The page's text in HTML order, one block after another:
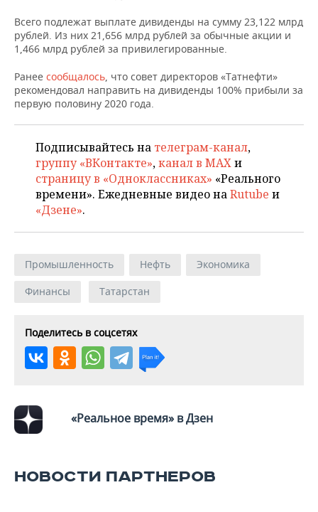
ЭНЕРГЕТИКА
УСЛУГИ
МЕДИА
ТЕЛЕКОММУНИКАЦИИ
ВЫЕЗДНАЯ РЕДАКЦИЯ
БИЗНЕС-БРАНЧИ
ONLINE-КОНФЕРЕНЦИИ
НОВОСТИ СПОРТА
ФУТБОЛ
ХОККЕЙ
ВОЛЕЙБОЛ
КИБЕРСПОРТ
ФИГУРНОЕ КАТАНИЕ
ОБЩЕСТВО
НОВОСТИ ОБЩЕСТВА
ВЛАСТЬ
ИСТОРИЯ
КУЛЬТУРА
МЕДИЦИНА
ФОТОГАЛЕРЕЯ
СЮЖЕТЫ
СПИСОК ПЕРСОН
СПИСОК КОМПАНИЙ
ПОЛНАЯ ВЕРСИЯ
Всего подлежат выплате дивиденды на сумму 23,122 млрд
рублей. Из них 21,656 млрд рублей за обычные акции и
1,466 млрд рублей за привилегированные.
Ранее сообщалось, что совет директоров «Татнефти»
рекомендовал направить на дивиденды 100% прибыли за
первую половину 2020 года.
Подписывайтесь на телеграм-канал,
группу «ВКонтакте»,канал в MAXи
страницу в «Одноклассниках» «Реального
времени». Ежедневные видео наRutube и
«Дзене».
Промышленность Нефть
Экономика
Финансы
Татарстан
Поделитесь в соцсетях
«Реальное время» в Дзен
НОВОСТИ ПАРТНЕРОВ